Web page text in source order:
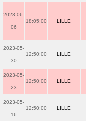
2023-06-
06
18:05:00 LILLE
2023-05-
30
12:50:00 LILLE
2023-05-
23
12:50:00 LILLE
2023-05-
16
12:50:00 LILLE